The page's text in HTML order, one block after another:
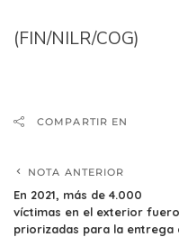
(FIN/NILR/COG)
COMPARTIR EN
NOTA ANTERIOR
En 2021, más de 4.000
víctimas en el exterior
priorizadas para la entrega